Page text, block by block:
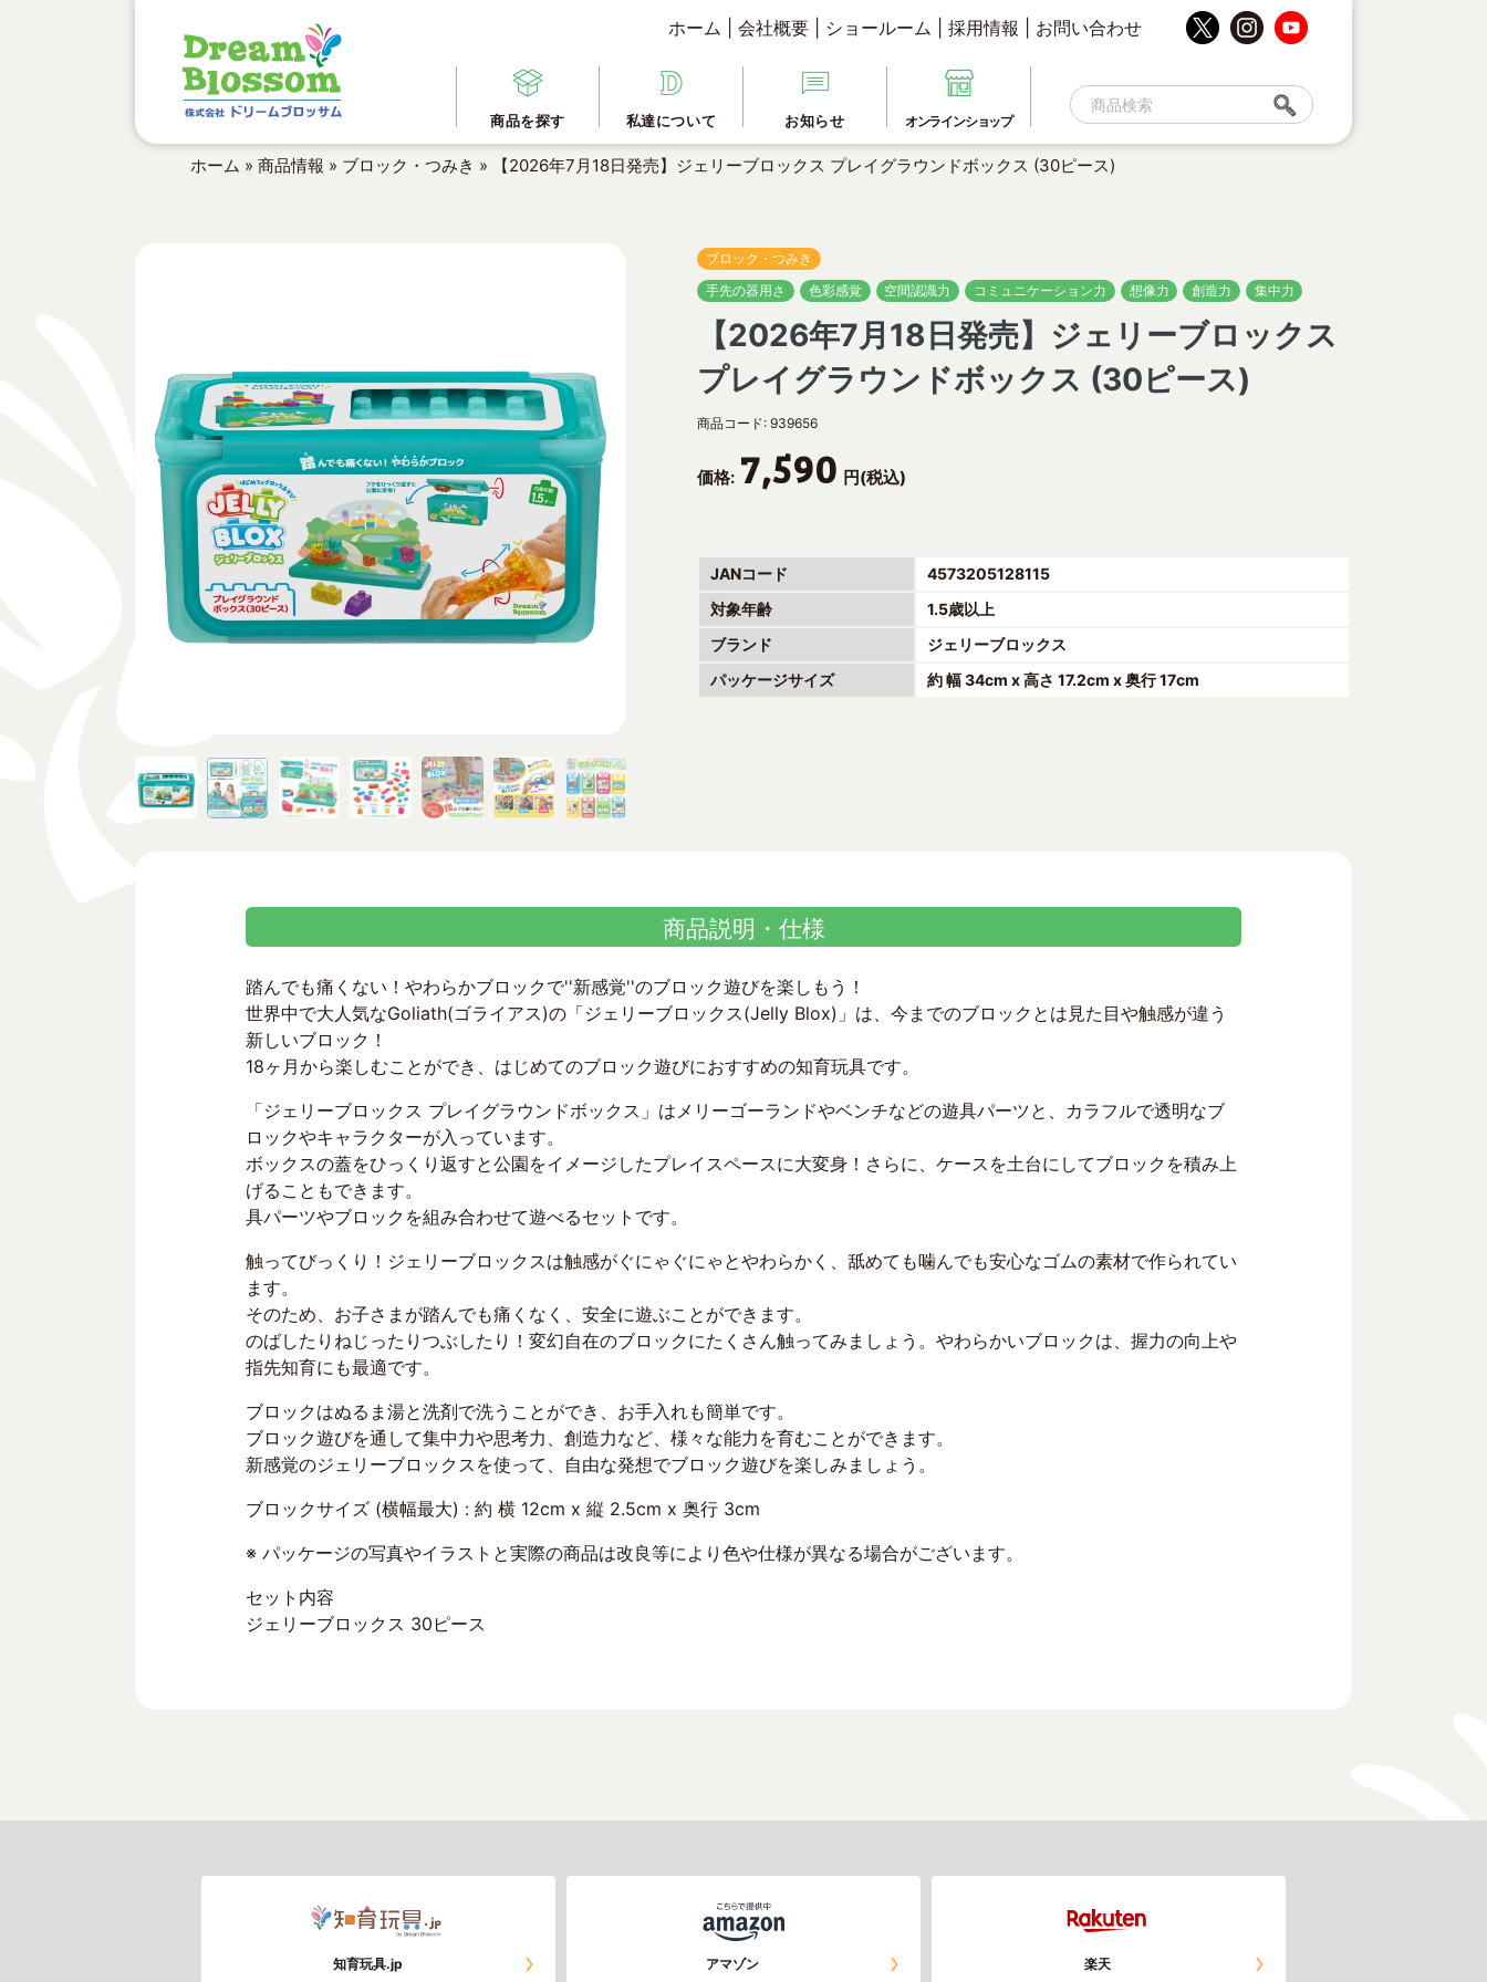
ホーム 会社概要 ショールーム 採用情報 お問い合わせ
商品を探す 私達について お知らせ オンラインショップ
ホーム » 商品情報 » ブロック・つみき » 【2026年7月18日発売】ジェリーブロックス プレイグラウンドボックス (30ピース)
ブロック・つみき
手先の器用さ
色彩感覚 空間認識力 コミュニケーション力 想像力 創造力 集中力
【2026年7月18日発売】ジェリーブロックス
プレイグラウンドボックス (30ピース)
商品コード:939656
価格: 7,590 円(税込)
JANコード
4573205128115
対象年齢
1.5歳以上
ブランド
ジェリーブロックス
パッケージサイズ
約 幅 34cm x 高さ 17.2cm x 奥行 17cm
商品説明・仕様
踏んでも痛くない！やわらかブロックで''新感覚''のブロック遊びを楽しもう！
世界中で大人気なGoliath(ゴライアス)の「ジェリーブロックス(Jelly Blox)」は、今までのブロックとは見た目や触感が違う
新しいブロック！
18ヶ月から楽しむことができ、はじめてのブロック遊びにおすすめの知育玩具です。
「ジェリーブロックス プレイグラウンドボックス」はメリーゴーランドやベンチなどの遊具パーツと、カラフルで透明なブ
ロックやキャラクターが入っています。
ボックスの蓋をひっくり返すと公園をイメージしたプレイスペースに大変身！さらに、ケースを土台にしてブロックを積み上
げることもできます。
具パーツやブロックを組み合わせて遊べるセットです。
触ってびっくり！ジェリーブロックスは触感がぐにゃぐにゃとやわらかく、舐めても噛んでも安心なゴムの素材で作られてい
ます。
そのため、お子さまが踏んでも痛くなく、安全に遊ぶことができます。
のばしたりねじったりつぶしたり！変幻自在のブロックにたくさん触ってみましょう。やわらかいブロックは、握力の向上や
指先知育にも最適です。
ブロックはぬるま湯と洗剤で洗うことができ、お手入れも簡単です。
ブロック遊びを通して集中力や思考力、創造力など、様々な能力を育むことができます。
新感覚のジェリーブロックスを使って、自由な発想でブロック遊びを楽しみましょう。
ブロックサイズ (横幅最大) : 約 横 12cm x 縦 2.5cm x 奥行 3cm
※ パッケージの写真やイラストと実際の商品は改良等により色や仕様が異なる場合がございます。
セット内容
ジェリーブロックス 30ピース
知育玩具.jp アマゾン 楽天